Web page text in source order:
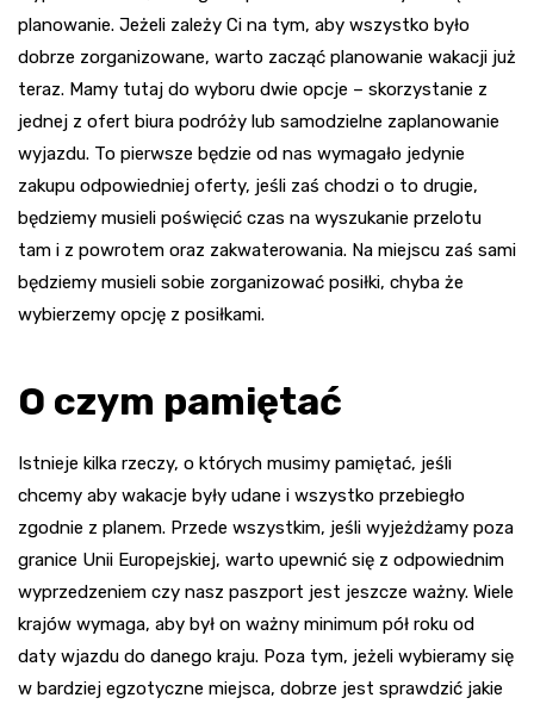
planowanie. Jeżeli zależy Ci na tym, aby wszystko było
dobrze zorganizowane, warto zacząć planowanie wakacji już
teraz. Mamy tutaj do wyboru dwie opcje – skorzystanie z
jednej z ofert biura podróży lub samodzielne zaplanowanie
wyjazdu. To pierwsze będzie od nas wymagało jedynie
zakupu odpowiedniej oferty, jeśli zaś chodzi o to drugie,
będziemy musieli poświęcić czas na wyszukanie przelotu
tam i z powrotem oraz zakwaterowania. Na miejscu zaś sami
będziemy musieli sobie zorganizować posiłki, chyba że
wybierzemy opcję z posiłkami.
O czym pamiętać
Istnieje kilka rzeczy, o których musimy pamiętać, jeśli
chcemy aby wakacje były udane i wszystko przebiegło
zgodnie z planem. Przede wszystkim, jeśli wyjeżdżamy poza
granice Unii Europejskiej, warto upewnić się z odpowiednim
wyprzedzeniem czy nasz paszport jest jeszcze ważny. Wiele
krajów wymaga, aby był on ważny minimum pół roku od
daty wjazdu do danego kraju. Poza tym, jeżeli wybieramy się
w bardziej egzotyczne miejsca, dobrze jest sprawdzić jakie